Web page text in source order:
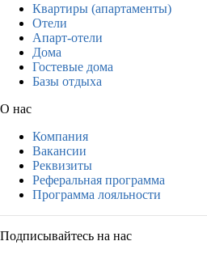
Квартиры (апартаменты)
Отели
Апарт-отели
Дома
Гостевые дома
Базы отдыха
О нас
Компания
Вакансии
Реквизиты
Реферальная программа
Программа лояльности
Подписывайтесь на нас